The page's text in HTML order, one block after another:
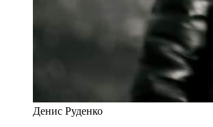
Денис Руденко